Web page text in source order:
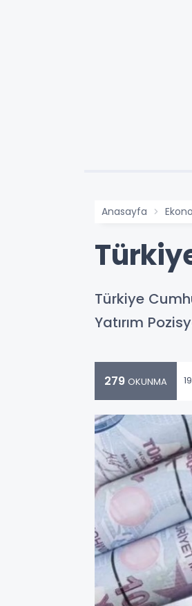
Anasayfa
Türkiye
Yatırım
279 OKUNMA